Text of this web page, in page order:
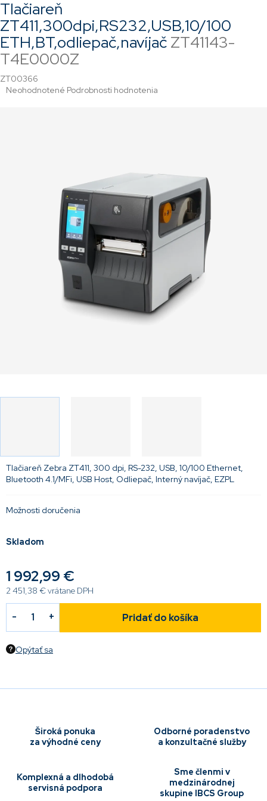
Tlačiareň
ZT411,300dpi,RS232,USB,10/100
ETH,BT,odliepač,navíjač ZT41143-
T4E0000Z
ZT00366
Priemerné
Neohodnotené Podrobnosti hodnotenia
1 992,99 €
2 451,38 € vrátane DPH
Skladom
Možnosti doručenia
Pridať do košíka
Tlačiareň Zebra ZT411, 300 dpi, RS-232, USB, 10/100 Ethernet,
Bluetooth 4.1/MFi, USB Host, Odliepač, Interný navíjač, EZPL
Opýtať sa
Široká ponuka
za výhodné ceny
Odborné poradenstvo
a konzultačné služby
Komplexná a dlhodobá
servisná podpora
Sme členmi v
medzinárodnej
skupine IBCS Group